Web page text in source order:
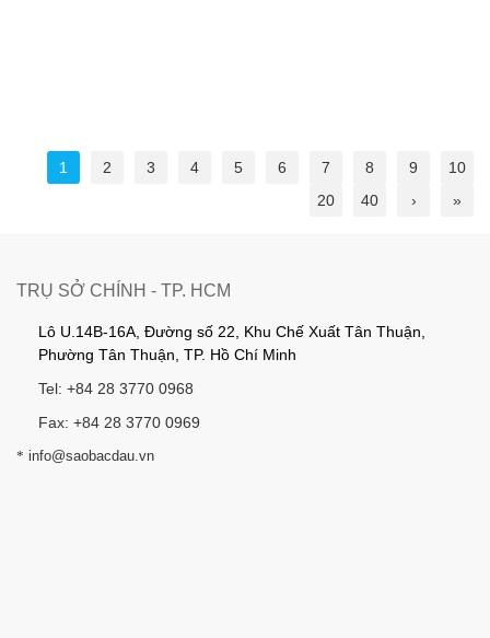
1 2 3 4 5 6 7 8 9
10
20
40 › »
TRỤ SỞ CHÍNH - TP. HCM
Lô U.14B-16A, Đường số 22, Khu Chế Xuất Tân Thuận,
Phường Tân Thuận, TP. Hồ Chí Minh
Tel: +84 28 3770 0968
Fax: +84 28 3770 0969
* info@saobacdau.vn